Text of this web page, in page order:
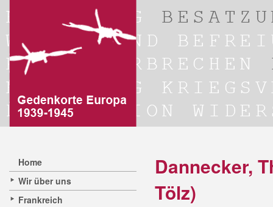
Home
Wir über uns
Frankreich
Dannecker,
Tölz)